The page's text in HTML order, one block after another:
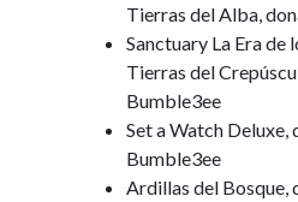
Tierras del Alba,
Sanctuary La Era de
Tierras del
Bumble3ee
Set a Watch Deluxe,
Bumble3ee
Ardillas del Bosque,